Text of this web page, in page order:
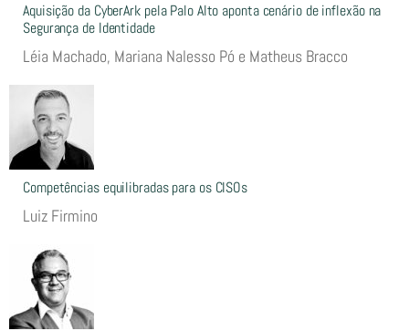
Aquisição da CyberArk pela Palo Alto aponta cenário de inflexão na
Segurança de Identidade
Léia Machado, Mariana Nalesso Pó e Matheus Bracco
Competências equilibradas para os CISOs
Luiz Firmino